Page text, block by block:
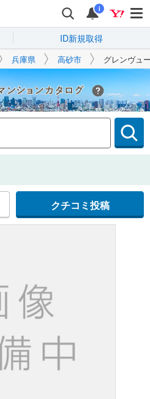
i
ID新規取得
兵庫県 高砂市 グレンヴュ
Yahoo!不動産
クチコミ投稿